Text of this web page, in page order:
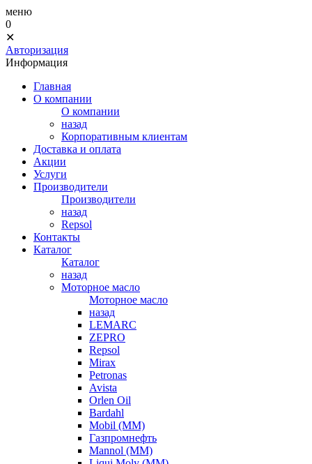
меню
0
✕
Авторизация
Информация
Главная
О компании
О компании
назад
Корпоративным клиентам
Доставка и оплата
Акции
Услуги
Производители
Производители
назад
Repsol
Контакты
Каталог
Каталог
назад
Моторное масло
Моторное масло
назад
LEMARC
ZEPRO
Repsol
Mirax
Petronas
Avista
Orlen Oil
Bardahl
Mobil (ММ)
Газпромнефть
Mannol (ММ)